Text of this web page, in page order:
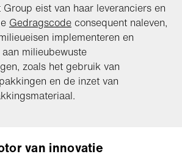
eist van haar leveranciers en
Gedragscode consequent naleven,
implementeren en
milieubewuste
zoals het gebruik van
en de inzet van
van innovatie